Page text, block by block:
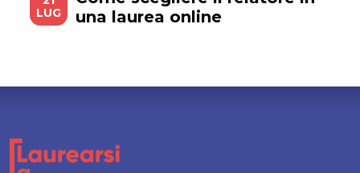
LUG
una laurea online